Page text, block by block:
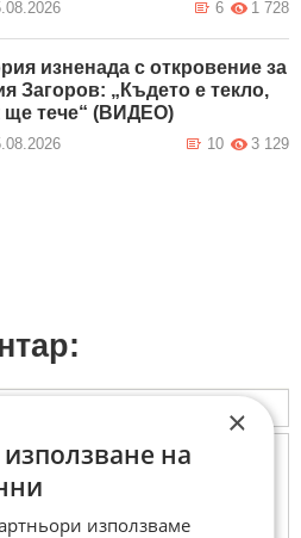
1 728
6
изненада с откровение за
Загоров: „Където е текло,
ще тече“ (ВИДЕО)
3 129
10
×
на
използваме